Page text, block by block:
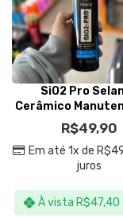
SiO2 Pro
Cerâmico
Vitrificadores
Vonixx
R$49,90
Em até 1x de R$
juros
À vista R$47,40